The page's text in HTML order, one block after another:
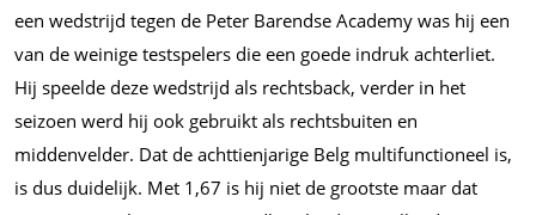
een wedstrijd tegen de Peter Barendse Academy was hij een
van de weinige testspelers die een goede indruk achterliet.
Hij speelde deze wedstrijd als rechtsback, verder in het
seizoen werd hij ook gebruikt als rechtsbuiten en
middenvelder. Dat de achttienjarige Belg multifunctioneel is,
is dus duidelijk. Met 1,67 is hij niet de grootste maar dat